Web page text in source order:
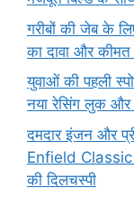
गरीबों की जेब के
का दावा और
युवाओं की पहली
नया रेसिंग लुक और
दमदार इंजन और
Enfield Classic
की दिलचस्पी